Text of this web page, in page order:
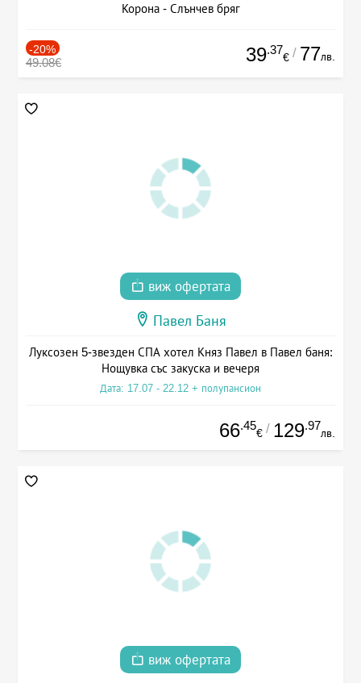
Корона - Слънчев бряг
-20%
49.08€ 39.37
€ / 77лв.
виж офертата
Павел Баня
Луксозен 5-звезден СПА хотел Княз Павел в Павел баня:
Нощувка със закуска и вечеря
Дата: 17.07 - 22.12 + полупансион
66.45
€ / 129.97
лв.
виж офертата